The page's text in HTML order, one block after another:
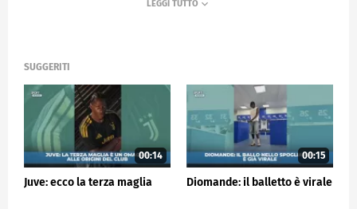
SPORTMEDIASET
SUGGERITI
00:14
Juve: ecco la terza maglia
00:15
Diomande: il balletto è virale